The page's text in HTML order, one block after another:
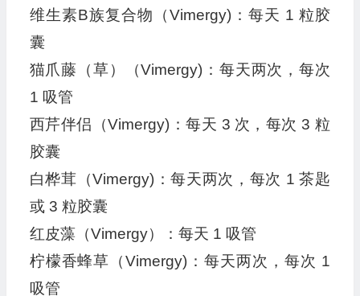
维生素B族复合物（Vimergy)：每天 1 粒胶
囊
猫爪藤（草）（Vimergy)：每天两次，每次
1 吸管
西芹伴侣（Vimergy)：每天 3 次，每次 3 粒
胶囊
白桦茸（Vimergy)：每天两次，每次 1 茶匙
或 3 粒胶囊
红皮藻（Vimergy）：每天 1 吸管
柠檬香蜂草（Vimergy)：每天两次，每次 1
吸管